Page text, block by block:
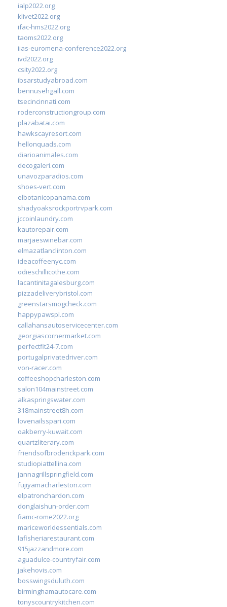
ialp2022.org
klivet2022.org
ifac-hms2022.org
taoms2022.org
iias-euromena-conference2022.org
ivd2022.org
csity2022.org
ibsarstudyabroad.com
bennusehgall.com
tsecincinnati.com
roderconstructiongroup.com
plazabatai.com
hawkscayresort.com
hellonquads.com
diarioanimales.com
decogaleri.com
unavozparadios.com
shoes-vert.com
elbotanicopanama.com
shadyoaksrockportrvpark.com
jccoinlaundry.com
kautorepair.com
marjaeswinebar.com
elmazatlanclinton.com
ideacoffeenyc.com
odieschillicothe.com
lacantinitagalesburg.com
pizzadeliverybristol.com
greenstarsmogcheck.com
happypawspl.com
callahansautoservicecenter.com
georgiascornermarket.com
perfectfit24-7.com
portugalprivatedriver.com
von-racer.com
coffeeshopcharleston.com
salon104mainstreet.com
alkaspringswater.com
318mainstreet8h.com
lovenailsspari.com
oakberry-kuwait.com
quartzliterary.com
friendsofbroderickpark.com
studiopiattellina.com
jannagrillspringfield.com
fujiyamacharleston.com
elpatronchardon.com
donglaishun-order.com
fiamc-rome2022.org
mariceworldessentials.com
lafisheriarestaurant.com
915jazzandmore.com
aguadulce-countryfair.com
jakehovis.com
bosswingsduluth.com
birminghamautocare.com
tonyscountrykitchen.com